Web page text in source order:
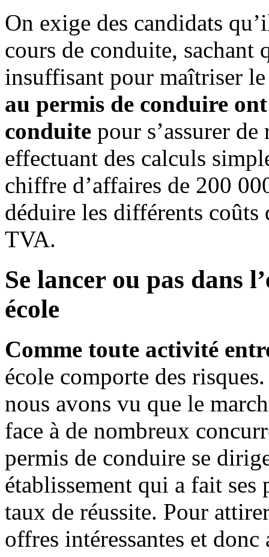
On exige des candidats
cours de conduite, sachant
insuffisant pour maîtriser
au permis de conduire
conduite pour s’assurer
effectuant des calculs
chiffre d’affaires de 200
déduire les différents coûts
TVA.
Se lancer ou pas dans
école
Comme toute activité
école comporte des
nous avons vu que le
face à de nombreux
permis de conduire se
établissement qui a fait ses
taux de réussite. Pour
offres intéressantes et